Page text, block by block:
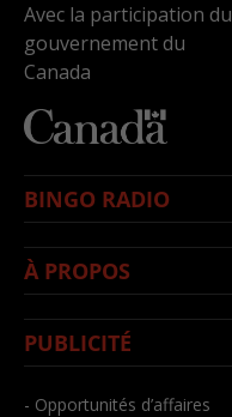
Avec la participation du
gouvernement du
Canada
BINGO RADIO
À PROPOS
PUBLICITÉ
- Opportunités d’affaires